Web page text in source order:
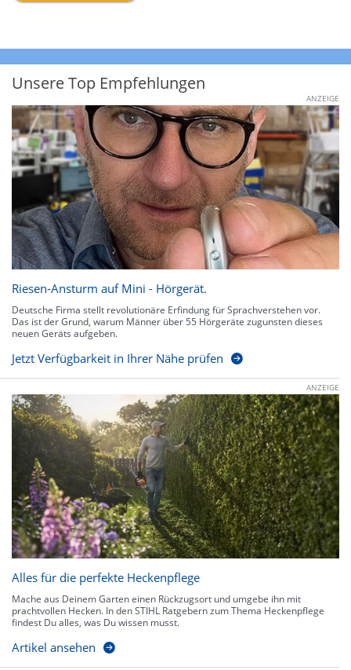
Unsere Top Empfehlungen
ANZEIGE
Riesen-Ansturm auf Mini - Hörgerät.
Deutsche Firma stellt revolutionäre Erfindung für Sprachverstehen vor.
Das ist der Grund, warum Männer über 55 Hörgeräte zugunsten dieses
neuen Geräts aufgeben.
Jetzt Verfügbarkeit in Ihrer Nähe prüfen
ANZEIGE
Alles für die perfekte Heckenpflege
Mache aus Deinem Garten einen Rückzugsort und umgebe ihn mit
prachtvollen Hecken. In den STIHL Ratgebern zum Thema Heckenpflege
findest Du alles, was Du wissen musst.
Artikel ansehen